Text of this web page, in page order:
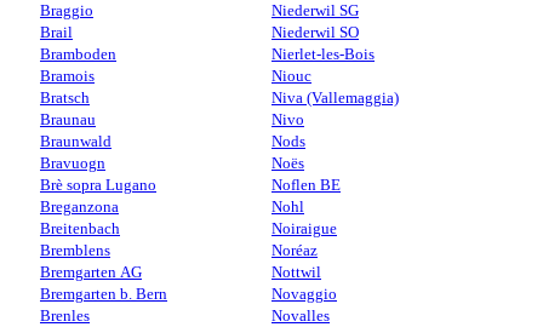
Braggio
Brail
Bramboden
Bramois
Bratsch
Braunau
Braunwald
Bravuogn
Brè sopra Lugano
Breganzona
Breitenbach
Bremblens
Bremgarten AG
Bremgarten b. Bern
Brenles
Niederwil SG
Niederwil SO
Nierlet-les-Bois
Niouc
Niva (Vallemaggia)
Nivo
Nods
Noës
Noflen BE
Nohl
Noiraigue
Noréaz
Nottwil
Novaggio
Novalles